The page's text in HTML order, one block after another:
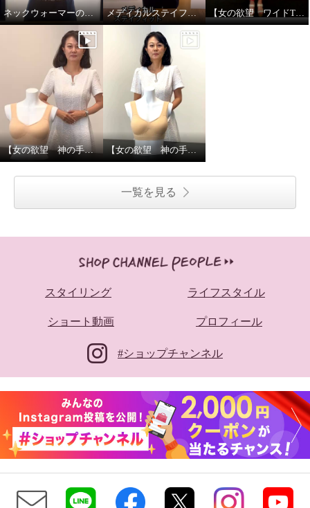
ネックウォーマーの様々な巻き方 メディカルステイフィットとは
【女の欲望 神の手ブラ】人気のひみつ 【女の欲望 神の手ブラ】サイズ選びのポイント
一覧を見る
スタイリング ライフスタイル
ショート動画 プロフィール
#ショップチャンネル